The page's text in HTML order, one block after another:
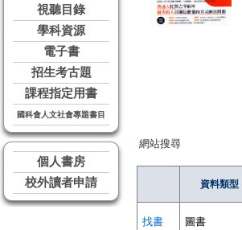
視聽目錄
學科資源
電子書
招生考古題
課程指定用書
國科會人文社會專題書目
個人書房
校外讀者申請
網站搜尋
資料類型
找書 圖書